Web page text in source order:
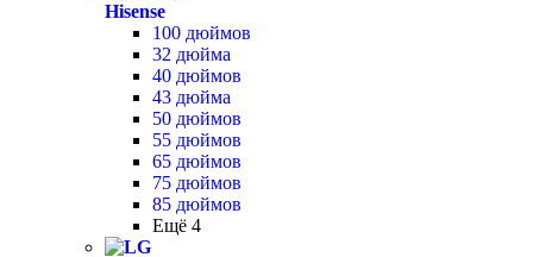
Hisense
100 дюймов
32 дюйма
40 дюймов
43 дюйма
50 дюймов
55 дюймов
65 дюймов
75 дюймов
85 дюймов
Ещё 4